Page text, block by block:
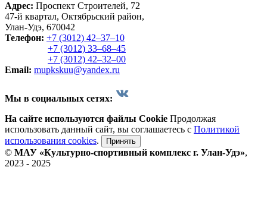
Адрес: Проспект Строителей, 72
47-й квартал, Октябрьский район,
Улан-Удэ, 670042
Телефон: +7 (3012) 42‒37‒10
+7 (3012) 33‒68‒45
+7 (3012) 42‒32‒00
Email: mupkskuu@yandex.ru
Мы в социальных сетях:
На сайте используются файлы Cookie Продолжая
использовать данный сайт, вы соглашаетесь с Политикой
использования cookies. Принять
© МАУ «Культурно-спортивный комплекс г. Улан-Удэ»,
2023 - 2025